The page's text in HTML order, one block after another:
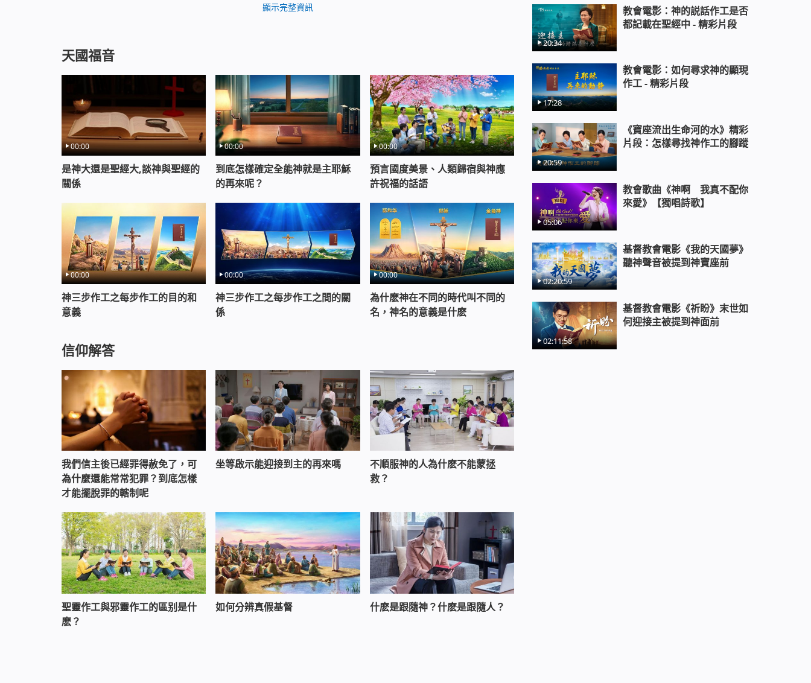
31:02
教會電影：考察真道到底該聽誰的
話 - 精彩片段
- 精彩片段
的路途 - 精彩片段
教會電影：何為正教，何為邪教 -
教會電影：基督徒如何回擊中共定
顯示完整資訊
天國福音
00:00
是神大還是聖經大,談神與聖經的
關係
00:00
到底怎樣確定全能神就是主耶穌
的再來呢？
00:00
預言國度美景、人類歸宿與神應
許祝福的話語
00:00
神三步作工之每步作工的目的和
意義
00:00
神三步作工之每步作工之間的關
係
00:00
為什麽神在不同的時代叫不同的
名，神名的意義是什麽
信仰解答
我們信主後已經罪得赦免了，可
為什麼還能常常犯罪？到底怎樣
才能擺脫罪的轄制呢
坐等啟示能迎接到主的再來嗎
不順服神的人為什麽不能蒙拯
救？
聖靈作工與邪靈作工的區别是什
麽？
如何分辨真假基督 什麽是跟隨神？什麽是跟隨人？
20:34
教會電影：神的説話作工是否
都記載在聖經中 - 精彩片段
17:28
教會電影：如何尋求神的顯現
作工 - 精彩片段
20:59
《寶座流出生命河的水》精彩
片段：怎樣尋找神作工的腳蹤
05:06
教會歌曲《神啊 我真不配你
來愛》【獨唱詩歌】
02:20:59
基督教會電影《我的天國夢》
聽神聲音被提到神寶座前
02:11:58
基督教會電影《祈盼》末世如
何迎接主被提到神面前